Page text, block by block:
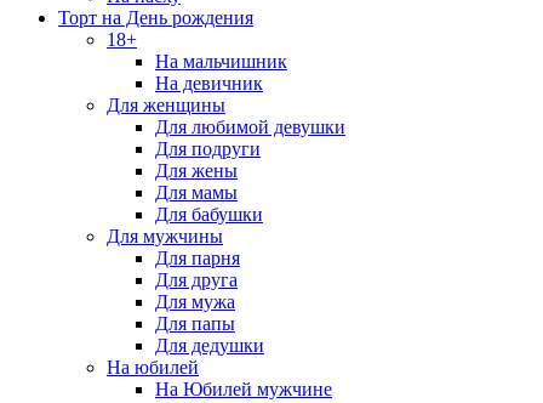
Торт на День рождения
18+
На мальчишник
На девичник
Для женщины
Для любимой девушки
Для подруги
Для жены
Для мамы
Для бабушки
Для мужчины
Для парня
Для друга
Для мужа
Для папы
Для дедушки
На юбилей
На Юбилей мужчине